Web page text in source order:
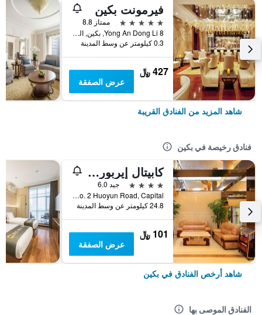
فيرمونت بكين
5 نجوم
ممتاز 8.8
8 Yong An Dong Li, بكين, الصين
0.3 كيلومتر عن وسط المدينة
427 ﷼
عرض الصفقة
شاهد المزيد من الفنادق القريبة
فنادق رخيصة في بكين
كابيتال إيربورت إنترناشونال هوتل
4 نجوم
جيد 6.0
No. 2 Huoyun Road, Capital, بكين, الصين
24.8 كيلومتر عن وسط المدينة
101 ﷼
عرض الصفقة
شاهد أرخص الفنادق في بكين
الفنادق الموصى بها